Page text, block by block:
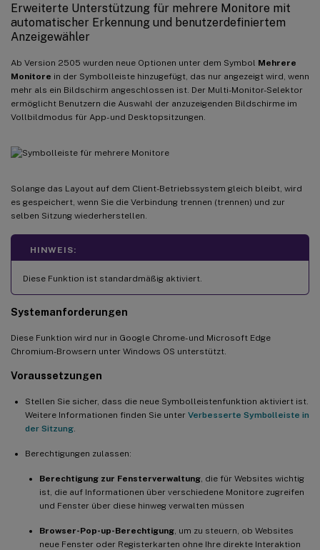
Erweiterte Unterstützung für mehrere Monitore mit
automatischer Erkennung und benutzerdefiniertem
Anzeigewähler
Ab Version 2505 wurden neue Optionen unter dem Symbol Mehrere
Monitore in der Symbolleiste hinzugefügt, das nur angezeigt wird, wenn
mehr als ein Bildschirm angeschlossen ist. Der Multi-Monitor-Selektor
ermöglicht Benutzern die Auswahl der anzuzeigenden Bildschirme im
Vollbildmodus für App- und Desktopsitzungen.
Solange das Layout auf dem Client-Betriebssystem gleich bleibt, wird
es gespeichert, wenn Sie die Verbindung trennen (trennen) und zur
selben Sitzung wiederherstellen.
HINWEIS:
Diese Funktion ist standardmäßig aktiviert.
Systemanforderungen
Diese Funktion wird nur in Google Chrome- und Microsoft Edge
Chromium-Browsern unter Windows OS unterstützt.
Voraussetzungen
Stellen Sie sicher, dass die neue Symbolleistenfunktion aktiviert ist.
Weitere Informationen finden Sie unter Verbesserte Symbolleiste in
der Sitzung
Berechtigungen zulassen:
Berechtigung zur Fensterverwaltung , die für Websites wichtig
ist, die auf Informationen über verschiedene Monitore zugreifen
und Fenster über diese hinweg verwalten müssen
Browser-Pop-up-Berechtigung , um zu steuern, ob Websites
neue Fenster oder Registerkarten ohne Ihre direkte Interaktion